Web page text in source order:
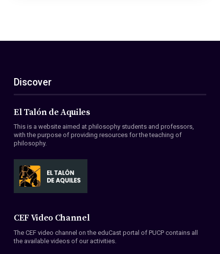
Discover
El Talón de Aquiles
This is a website aimed at philosophy students and professors,
with the purpose of providing resources for the teaching of
philosophy.
CEF Video Channel
The CEF video channel on the eduCast portal of PUCP contains all
the available videos of our activities.